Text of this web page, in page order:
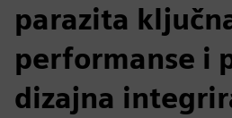
parazita
performanse i
dizajna